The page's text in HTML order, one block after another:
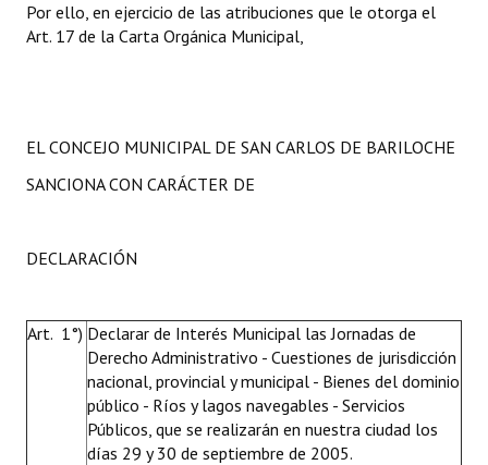
Por ello, en ejercicio de las atribuciones que le otorga el
Art. 17 de la Carta Orgánica Municipal,
EL CONCEJO MUNICIPAL DE SAN CARLOS DE BARILOCHE
SANCIONA CON CARÁCTER DE
DECLARACIÓN
Art. 1°) Declarar de Interés Municipal las Jornadas de
Derecho Administrativo - Cuestiones de jurisdicción
nacional, provincial y municipal - Bienes del dominio
público - Ríos y lagos navegables - Servicios
Públicos, que se realizarán en nuestra ciudad los
días 29 y 30 de septiembre de 2005.